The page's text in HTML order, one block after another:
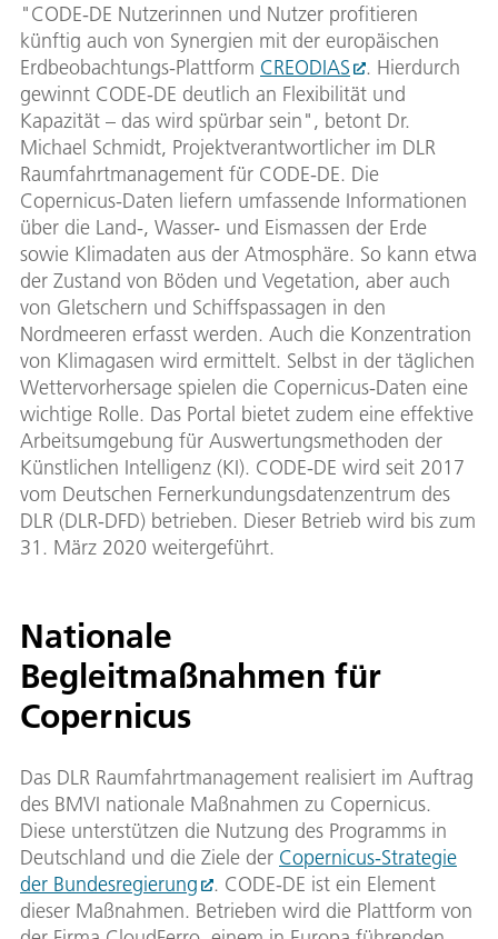
"CODE-DE Nutzerinnen und Nutzer profitieren
künftig auch von Synergien mit der europäischen
Erdbeobachtungs-Plattform CREODIAS
. Hierdurch
gewinnt CODE-DE deutlich an Flexibilität und
Kapazität – das wird spürbar sein", betont Dr.
Michael Schmidt, Projektverantwortlicher im DLR
Raumfahrtmanagement für CODE-DE. Die
Copernicus-Daten liefern umfassende Informationen
über die Land-, Wasser- und Eismassen der Erde
sowie Klimadaten aus der Atmosphäre. So kann etwa
der Zustand von Böden und Vegetation, aber auch
von Gletschern und Schiffspassagen in den
Nordmeeren erfasst werden. Auch die Konzentration
von Klimagasen wird ermittelt. Selbst in der täglichen
Wettervorhersage spielen die Copernicus-Daten eine
wichtige Rolle. Das Portal bietet zudem eine effektive
Arbeitsumgebung für Auswertungsmethoden der
Künstlichen Intelligenz (KI). CODE-DE wird seit 2017
vom Deutschen Fernerkundungsdatenzentrum des
DLR (DLR-DFD) betrieben. Dieser Betrieb wird bis zum
31. März 2020 weitergeführt.
Nationale
Begleitmaßnahmen für
Copernicus
Das DLR Raumfahrtmanagement realisiert im Auftrag
des BMVI nationale Maßnahmen zu Copernicus.
Diese unterstützen die Nutzung des Programms in
Deutschland und die Ziele der Copernicus-Strategie
der Bundesregierung
. CODE-DE ist ein Element
dieser Maßnahmen. Betrieben wird die Plattform von